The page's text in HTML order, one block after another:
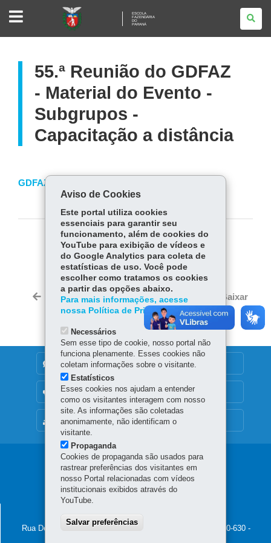
ESCOLA
FAZENDÁRIA
PARANÁ
ESCOLA
FAZENDÁRIA
DO
PARANÁ
55.ª Reunião do GDFAZ
- Material do Evento -
Subgrupos -
Capacitação a distância
GDFAZ 2015
COMPARTILHE:
Fa
ce
bo
ok
Tw
itt
er
W
ha
Ap
p
Voltar Início Imprimir Baixar
MAPA DO SITE
DENUNCIE CORRUPÇÃO
OUVIDORIA
Navegação
principal
Rua Deputado Rivadávia Vargas, 261 - Vista Alegre 80820-630-
Aviso de Cookies
Este portal utiliza cookies
essenciais para garantir seu
funcionamento, além de cookies do
YouTube para exibição de vídeos e
do Google Analytics para coleta de
estatísticas de uso. Você pode
escolher como tratamos os cookies
a partir das opções abaixo.
Para mais informações, acesse
nossa Política de Privacidade.
Necessários
Sem esse tipo de cookie, nosso portal não
funciona plenamente. Esses cookies não
coletam informações sobre o visitante.
Estatísticos
Esses cookies nos ajudam a entender
como os visitantes interagem com nosso
site. As informações são coletadas
anonimamente, não identificam o
visitante.
Propaganda
Cookies de propaganda são usados para
rastrear preferências dos visitantes em
nosso Portal relacionadas com vídeos
institucionais exibidos através do
YouTube.
Salvar preferências